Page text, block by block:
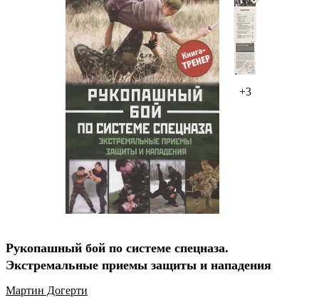
+3
Рукопашный бой по системе спецназа.
Экстремальные приемы защиты и нападения
Мартин Догерти